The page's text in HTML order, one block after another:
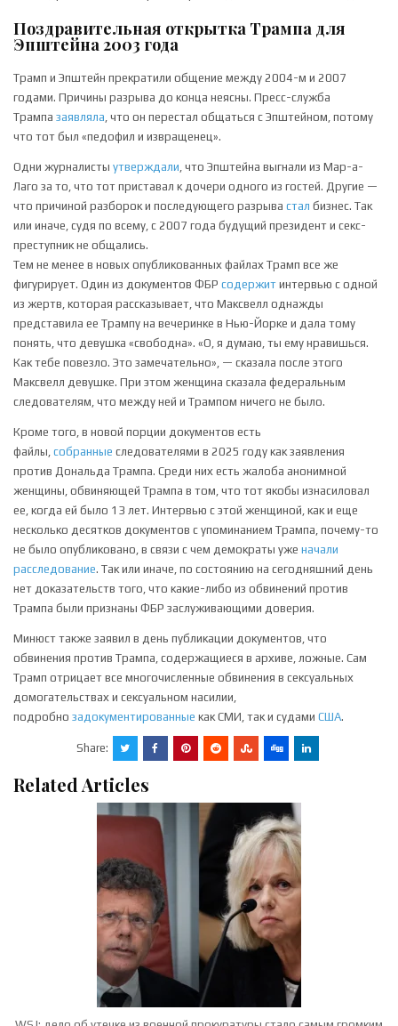
Поздравительная открытка Трампа для
Эпштейна 2003 года
Трамп и Эпштейн прекратили общение между 2004-м и 2007
годами. Причины разрыва до конца неясны. Пресс-служба
Трампа заявляла, что он перестал общаться с Эпштейном, потому
что тот был «педофил и извращенец».
Одни журналисты утверждали, что Эпштейна выгнали из Мар-а-
Лаго за то, что тот приставал к дочери одного из гостей. Другие —
что причиной разборок и последующего разрыва стал бизнес. Так
или иначе, судя по всему, с 2007 года будущий президент и секс-
преступник не общались.
Тем не менее в новых опубликованных файлах Трамп все же
фигурирует. Один из документов ФБР содержит интервью с одной
из жертв, которая рассказывает, что Максвелл однажды
представила ее Трампу на вечеринке в Нью-Йорке и дала тому
понять, что девушка «свободна». «О, я думаю, ты ему нравишься.
Как тебе повезло. Это замечательно», — сказала после этого
Максвелл девушке. При этом женщина сказала федеральным
следователям, что между ней и Трампом ничего не было.
Кроме того, в новой порции документов есть
файлы, собранные следователями в 2025 году как заявления
против Дональда Трампа. Среди них есть жалоба анонимной
женщины, обвиняющей Трампа в том, что тот якобы изнасиловал
ее, когда ей было 13 лет. Интервью с этой женщиной, как и еще
несколько десятков документов с упоминанием Трампа, почему-то
не было опубликовано, в связи с чем демократы уже начали
расследование. Так или иначе, по состоянию на сегодняшний день
нет доказательств того, что какие-либо из обвинений против
Трампа были признаны ФБР заслуживающими доверия.
Минюст также заявил в день публикации документов, что
обвинения против Трампа, содержащиеся в архиве, ложные. Сам
Трамп отрицает все многочисленные обвинения в сексуальных
домогательствах и сексуальном насилии,
подробно задокументированные как СМИ, так и судами США.
Share:
Related Articles